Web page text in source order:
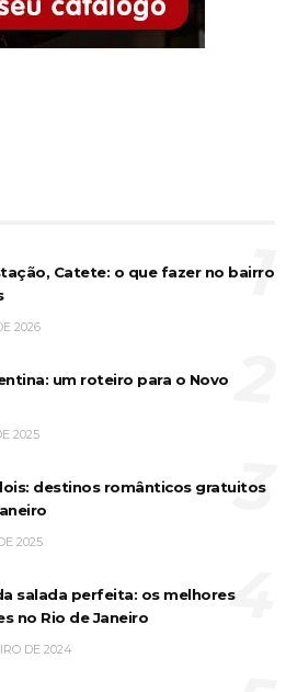
Catete: o que fazer no bairro
2026
1
um roteiro para o Novo
2025
destinos românticos gratuitos
2025
3
salada perfeita: os melhores
no Rio de Janeiro
DE 2024
4